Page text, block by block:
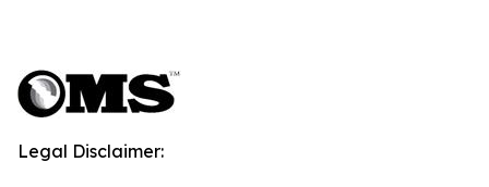
Legal Disclaimer: